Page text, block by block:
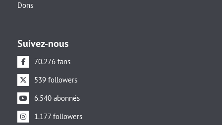
Dons
Suivez-nous
70.276 fans
539 followers
6.540 abonnés
1.177 followers